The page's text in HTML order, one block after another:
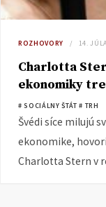
ROZHOVORY 14.
Charlotta
ekonomiky
# SOCIÁLNY ŠTÁT # TRH
Švédi síce milujú
ekonomike,
Charlotta Stern v